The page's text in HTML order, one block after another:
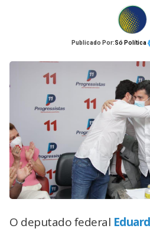
Publicado Por:Só Política
O deputado federal